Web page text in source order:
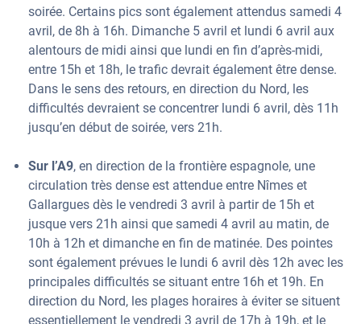
soirée. Certains pics sont également attendus samedi 4
avril, de 8h à 16h. Dimanche 5 avril et lundi 6 avril aux
alentours de midi ainsi que lundi en fin d’après-midi,
entre 15h et 18h, le trafic devrait également être dense.
Dans le sens des retours, en direction du Nord, les
difficultés devraient se concentrer lundi 6 avril, dès 11h
jusqu’en début de soirée, vers 21h.
Sur l’A9, en direction de la frontière espagnole, une
circulation très dense est attendue entre Nîmes et
Gallargues dès le vendredi 3 avril à partir de 15h et
jusque vers 21h ainsi que samedi 4 avril au matin, de
10h à 12h et dimanche en fin de matinée. Des pointes
sont également prévues le lundi 6 avril dès 12h avec les
principales difficultés se situant entre 16h et 19h. En
direction du Nord, les plages horaires à éviter se situent
essentiellement le vendredi 3 avril de 17h à 19h, et le